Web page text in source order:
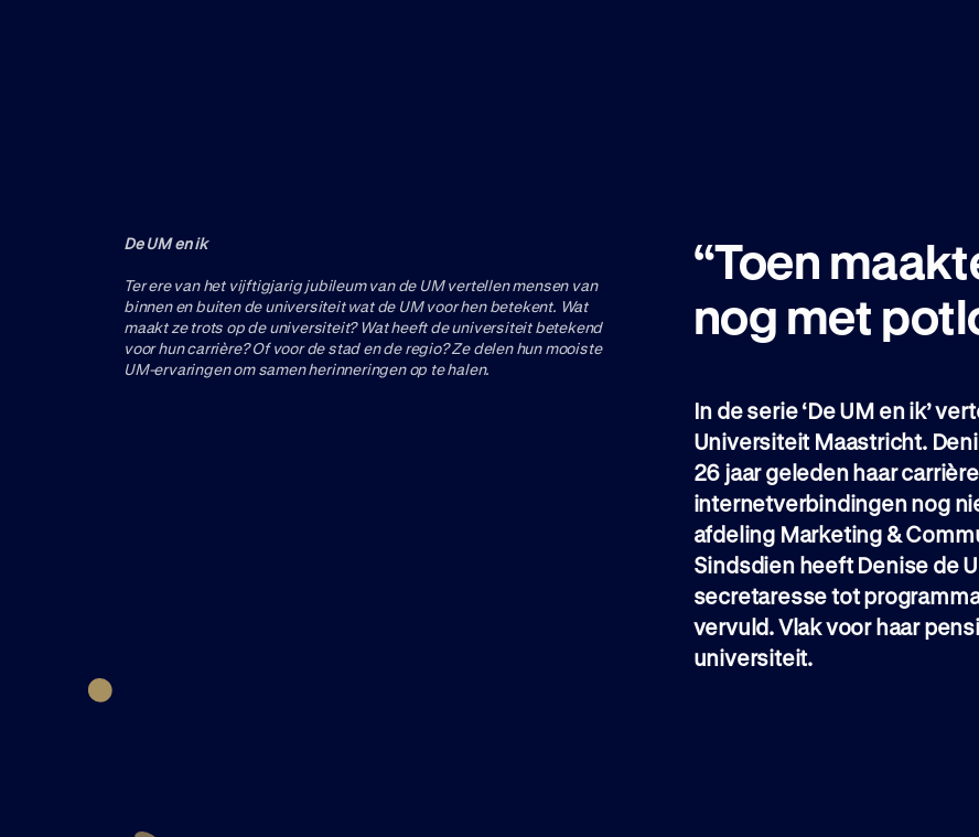
De UM en ik
Ter ere van het vijftigjarig jubileum van de UM vertellen mensen van
binnen en buiten de universiteit wat de UM voor hen betekent. Wat
maakt ze trots op de universiteit? Wat heeft de universiteit betekend
voor hun carrière? Of voor de stad en de regio? Ze delen hun mooiste
UM-ervaringen om samen herinneringen op te halen.
“Toen
nog met
In de serie ‘De UM en ik’
Universiteit Maastricht.
26 jaar geleden haar
internetverbindingen nog
afdeling Marketing &
Sindsdien heeft Denise de
secretaresse tot
vervuld. Vlak voor haar
universiteit.